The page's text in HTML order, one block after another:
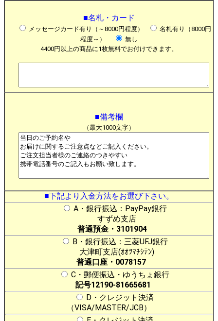
■名札・カード
メッセージカード有り（～8000円程度）
名札有り（8000円
程度～）
無し
4400円以上の商品に1枚無料でお付けできます。
■備考欄
（最大1000文字）
■下記より入金方法をお選び下さい。
A・銀行振込：PayPay銀行
すずめ支店
普通預金・3101904
B・銀行振込：三菱UFJ銀行
大津町支店(ｵｵﾂﾏﾁｼﾃﾝ)
普通口座・0078157
C・郵便振込・ゆうちょ銀行
記号12190-81665681
D・クレジット決済
（VISA/MASTER/JCB）